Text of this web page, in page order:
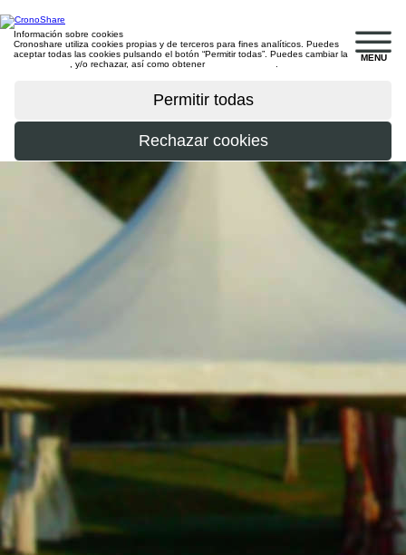
MENU
Información sobre cookies
Cronoshare utiliza cookies propias y de terceros para fines analíticos. Puedes
aceptar todas las cookies pulsando el botón “Permitir todas”. Puedes cambiar la
, y/o rechazar, así como obtener